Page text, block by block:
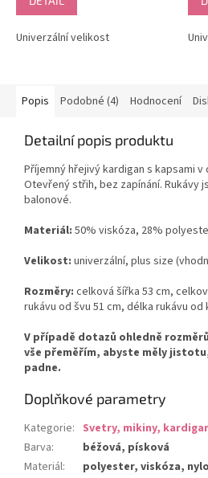
5,0
5
Univerzální velikost
5,0
5
Popis Podobné (4) Hodnocení
Detailní popis produktu
Příjemný hřejivý kardigan s kapsami v
Otevřený střih, bez zapínání. Rukávy
balonové.
Materiál: 50% viskóza, 28%
Velikost: univerzální, plus size
Rozměry: celková šířka 53 cm,
rukávu od švu 51 cm, délka rukávu od
V případě dotazů ohledně
vše přeměřím, abyste měly
padne.
Doplňkové parametry
Kategorie: Svetry, mikiny,
Barva:
béžová, písková
Materiál:
polyester, viskóza,